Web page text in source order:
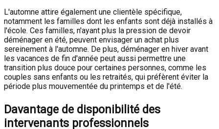
L'automne attire également une clientèle spécifique,
notamment les familles dont les enfants sont déjà installés à
l'école. Ces familles, n'ayant plus la pression de devoir
déménager en été, peuvent envisager un achat plus
sereinement à l'automne. De plus, déménager en hiver avant
les vacances de fin d'année peut aussi permettre une
transition plus douce pour certaines personnes, comme les
couples sans enfants ou les retraités, qui préfèrent éviter la
période plus mouvementée du printemps et de l'été.
Davantage de disponibilité des
intervenants professionnels